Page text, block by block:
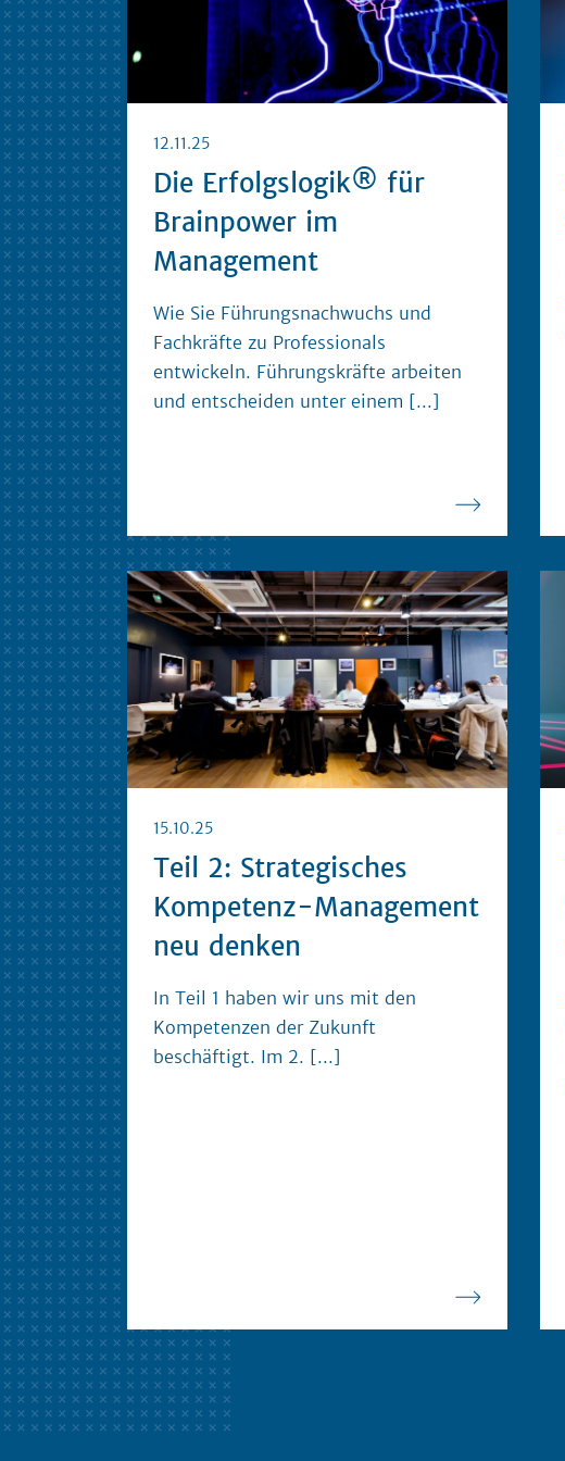
12.11.25
Die Erfolgslogik® für
Brainpower im
Management
Wie Sie Führungsnachwuchs und
Fachkräfte zu Professionals
entwickeln. Führungskräfte arbeiten
und entscheiden unter einem [...]
15.10.25
Teil 2: Strategisches
Kompetenz-Management
neu denken
In Teil 1 haben wir uns mit den
Kompetenzen der Zukunft
beschäftigt. Im 2. [...]